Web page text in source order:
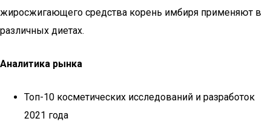
жиросжигающего средства корень имбиря применяют в
различных диетах.
Аналитика рынка
Топ-10 косметических исследований и разработок
2021 года